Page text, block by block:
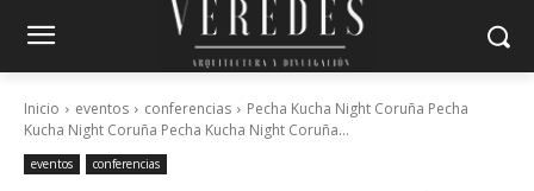
Inicio eventos conferencias
Pecha Kucha Night Coruña Pecha
Kucha Night Coruña Pecha Kucha Night Coruña...
eventos conferencias